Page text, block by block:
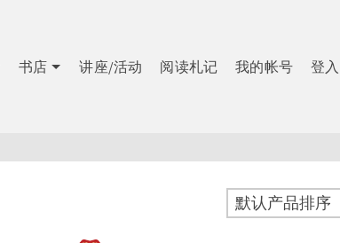
书店 讲座/活动 阅读札记 我的帐号 登入
默认产品排序